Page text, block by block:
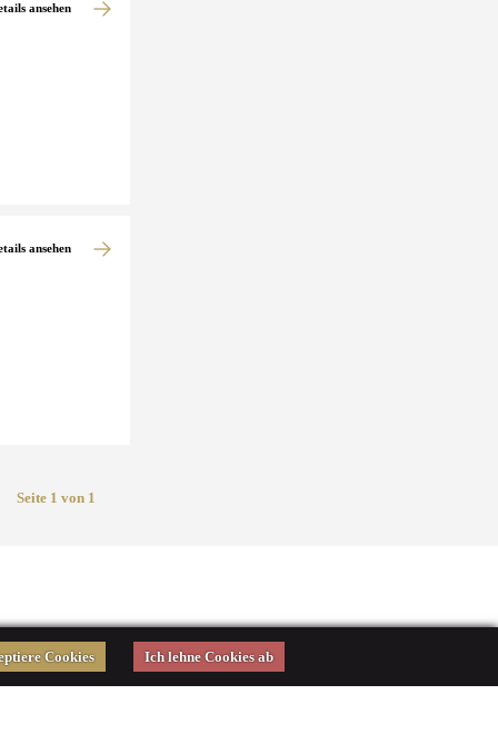
ansehen
ansehen
Seite 1 von 1
Cookies Ich lehne Cookies ab